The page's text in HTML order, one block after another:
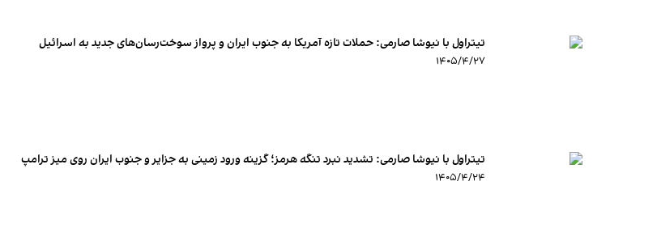
تیتراول با نیوشا صارمی: حملات تازه آمریکا به جنوب ایران و پرواز سوخت‌رسان‌های جدید به اسرائیل
۱۴۰۵/۴/۲۷
تیتراول با نیوشا صارمی: تشدید نبرد تنگه هرمز؛ گزینه ورود زمینی به جزایر و جنوب ایران روی میز ترامپ
۱۴۰۵/۴/۲۴